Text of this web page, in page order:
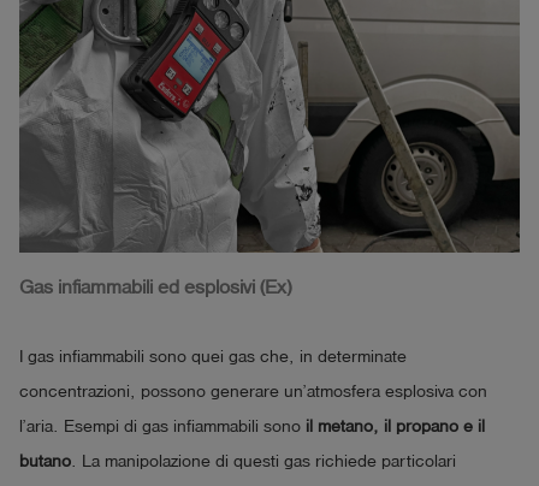
Gas infiammabili ed esplosivi (Ex)
I gas infiammabili sono quei gas che, in determinate
concentrazioni, possono generare un’atmosfera esplosiva con
l’aria. Esempi di gas infiammabili sono il metano, il propano e il
butano. La manipolazione di questi gas richiede particolari